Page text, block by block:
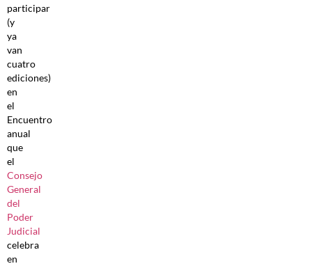
participar
(y
ya
van
cuatro
ediciones)
en
el
Encuentro
anual
que
el
Consejo
General
del
Poder
Judicial
celebra
en